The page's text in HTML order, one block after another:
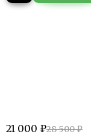
21 000 ₽28 500 ₽